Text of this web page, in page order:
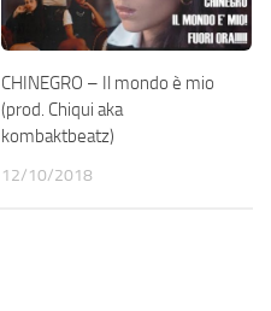
CHINEGRO – Il mondo è mio
(prod. Chiqui aka
kombaktbeatz)
12/10/2018